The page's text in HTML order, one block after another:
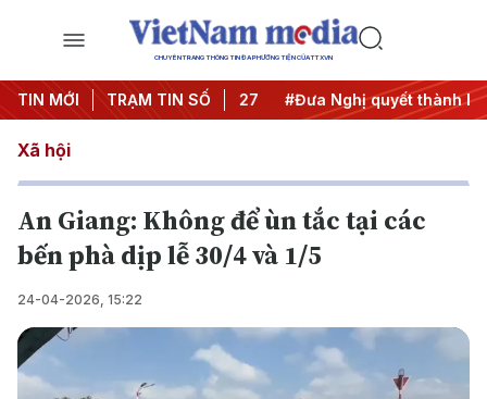
CHUYÊN TRANG THÔNG TIN ĐA PHƯƠNG TIỆN CỦA TTXVN
TIN MỚI TRẠM TIN SỐ
Trung ương 3 #APEC 2027 #Đưa Nghị quyết thành
Xã hội
An Giang: Không để ùn tắc tại các
bến phà dịp lễ 30/4 và 1/5
24-04-2026, 15:22